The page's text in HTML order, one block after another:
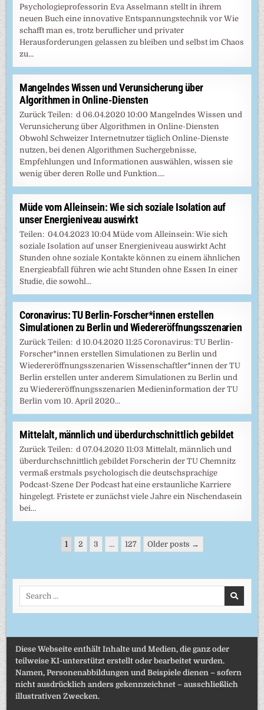
Psychologieprofessorin Eva Asselmann stellt in ihrem
neuen Buch eine innovative Entspannungstechnik vor Wie
schafft man es, trotz beruflicher und privater
Herausforderungen gelassen zu bleiben und selbst im Chaos
zu…
Mangelndes Wissen und Verunsicherung über
Algorithmen in Online-Diensten
Zurück Teilen: d 06.04.2020 10:00 Mangelndes Wissen und
Verunsicherung über Algorithmen in Online-Diensten
Obwohl Schweizer Internetnutzer täglich Online-Dienste
nutzen, bei denen Algorithmen Suchergebnisse,
Empfehlungen und Informationen auswählen, wissen sie
wenig über deren Rolle und Funktion….
Müde vom Alleinsein: Wie sich soziale Isolation auf
unser Energieniveau auswirkt
Teilen: 04.04.2023 10:04 Müde vom Alleinsein: Wie sich
soziale Isolation auf unser Energieniveau auswirkt Acht
Stunden ohne soziale Kontakte können zu einem ähnlichen
Energieabfall führen wie acht Stunden ohne Essen In einer
Studie, die sowohl…
Coronavirus: TU Berlin-Forscher*innen erstellen
Simulationen zu Berlin und Wiedereröffnungsszenarien
Zurück Teilen: d 10.04.2020 11:25 Coronavirus: TU Berlin-
Forscher*innen erstellen Simulationen zu Berlin und
Wiedereröffnungsszenarien Wissenschaftler*innen der TU
Berlin erstellen unter anderem Simulationen zu Berlin und
zu Wiedereröffnungsszenarien Medieninformation der TU
Berlin vom 10. April 2020…
Mittelalt, männlich und überdurchschnittlich gebildet
Zurück Teilen: d 07.04.2020 11:03 Mittelalt, männlich und
überdurchschnittlich gebildet Forscherin der TU Chemnitz
vermaß erstmals psychologisch die deutschsprachige
Podcast-Szene Der Podcast hat eine erstaunliche Karriere
hingelegt. Fristete er zunächst viele Jahre ein Nischendasein
bei…
Seitennummerierung
Beiträge
1 2 3 … 127 Older posts →
Diese Webseite enthält Inhalte und Medien, die ganz oder
teilweise KI-unterstützt erstellt oder bearbeitet wurden.
Namen, Personenabbildungen und Beispiele dienen – sofern
nicht ausdrücklich anders gekennzeichnet – ausschließlich
illustrativen Zwecken.